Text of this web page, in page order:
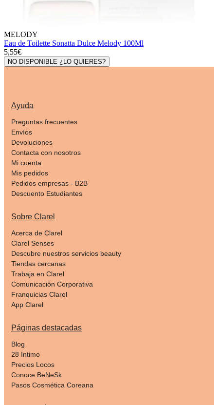
MELODY
Eau de Toilette Sonatta Dulce Melody 100Ml
5,55€
NO DISPONIBLE ¿LO QUIERES?
Ayuda
Preguntas frecuentes
Envíos
Devoluciones
Contacta con nosotros
Mi cuenta
Mis pedidos
Pedidos empresas - B2B
Descuento Estudiantes
Sobre Clarel
Acerca de Clarel
Clarel Senses
Descubre nuestros servicios beauty
Tiendas cercanas
Trabaja en Clarel
Comunicación Corporativa
Franquicias Clarel
App Clarel
Páginas destacadas
Blog
28 Intimo
Precios Locos
Conoce BeNeSk
Pasos Cosmética Coreana